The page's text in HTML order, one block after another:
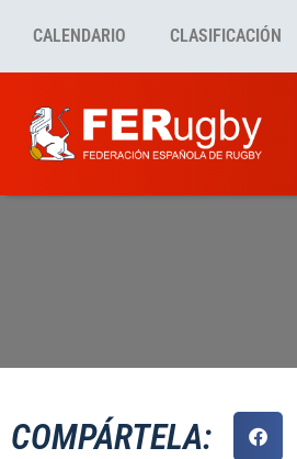
CALENDARIO CLASIFICACIÓN
COMPÁRTELA: